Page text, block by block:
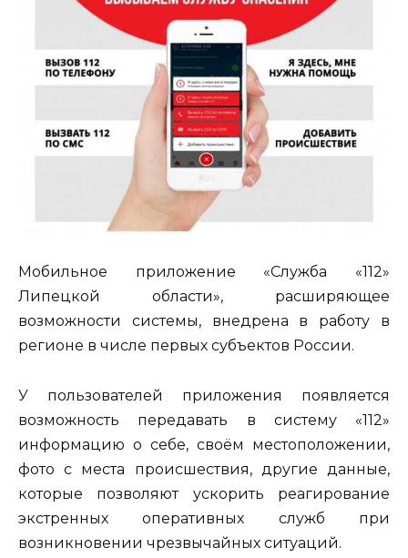
Мобильное приложение «Служба «112»
Липецкой области», расширяющее
возможности системы, внедрена в работу в
регионе в числе первых субъектов России.
У пользователей приложения появляется
возможность передавать в систему «112»
информацию о себе, своём местоположении,
фото с места происшествия, другие данные,
которые позволяют ускорить реагирование
экстренных оперативных служб при
возникновении чрезвычайных ситуаций.